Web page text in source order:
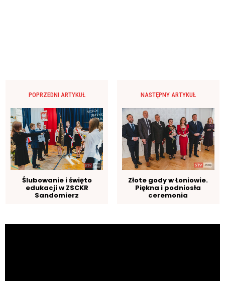
POPRZEDNI ARTYKUŁ
Ślubowanie i święto
edukacji w ZSCKR
Sandomierz
NASTĘPNY ARTYKUŁ
Złote gody w Łoniowie.
Piękna i podniosła
ceremonia